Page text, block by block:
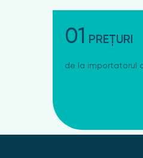
01 PREȚURI
de la importatorul